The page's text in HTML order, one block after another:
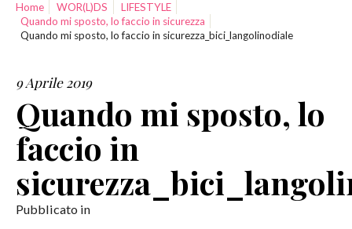
WOR(L)DS
COLLABORAZIONI
Home WOR(L)DS
LIFESTYLE
Quando mi sposto, lo faccio in sicurezza
Quando mi sposto, lo faccio in sicurezza_bici_langolinodiale
9 Aprile 2019
Quando mi sposto, lo
faccio in
Pubblicato in